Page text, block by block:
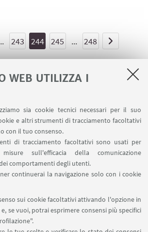
WEB UTILIZZA I
sia cookie tecnici necessari per il suo
e altri strumenti di tracciamento facoltativi
con il tuo consenso.
di tracciamento facoltativi sono usati per
sull'efficacia della comunicazione
comportamenti degli utenti.
continuerai la navigazione solo con i cookie
sui cookie facoltativi attivando l'opzione in
se vuoi, potrai esprimere consensi più specifici
243 244 245 ... 248
riservata - Spazi virtuali
Contatti
IL DIPARTIMENTO SU:
SEGUI UNIBO SU: